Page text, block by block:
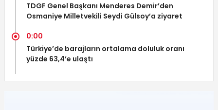
TDGF Genel Başkanı Menderes Demir’den
Osmaniye Milletvekili Seydi Gülsoy’a ziyaret
0:00
Türkiye’de barajların ortalama doluluk oranı
yüzde 63,4’e ulaştı